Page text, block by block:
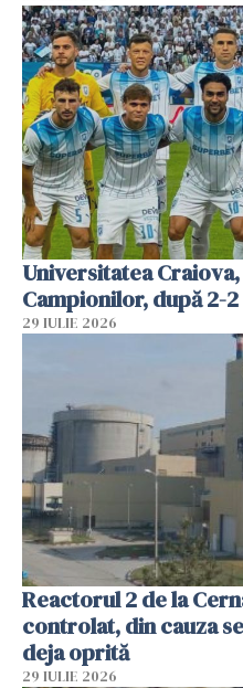
Universitatea
Campionilor, după 2-
29 IULIE 2026
Reactorul 2 de la
controlat, din cauza
deja oprită
29 IULIE 2026